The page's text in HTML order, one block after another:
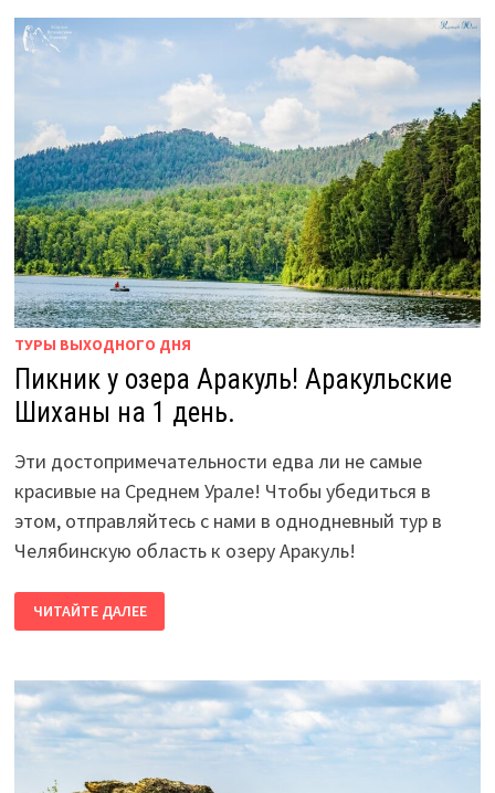
СОПКА.
ТУРЫ ВЫХОДНОГО ДНЯ
Пикник у озера Аракуль! Аракульские
Шиханы на 1 день.
Эти достопримечательности едва ли не самые
красивые на Среднем Урале! Чтобы убедиться в
этом, отправляйтесь с нами в однодневный тур в
Челябинскую область к озеру Аракуль!
ПИКНИК
У
ОЗЕРА
ШИХАНЫ
НА
1
ДЕНЬ.
ЧИТАЙТЕ ДАЛЕЕ